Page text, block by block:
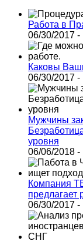
Работа в
06/30/2017 -
Каковы
06/30/2017 -
Мужчины
уровня
06/06/2018 -
Компания
предлагает
06/30/2017 -